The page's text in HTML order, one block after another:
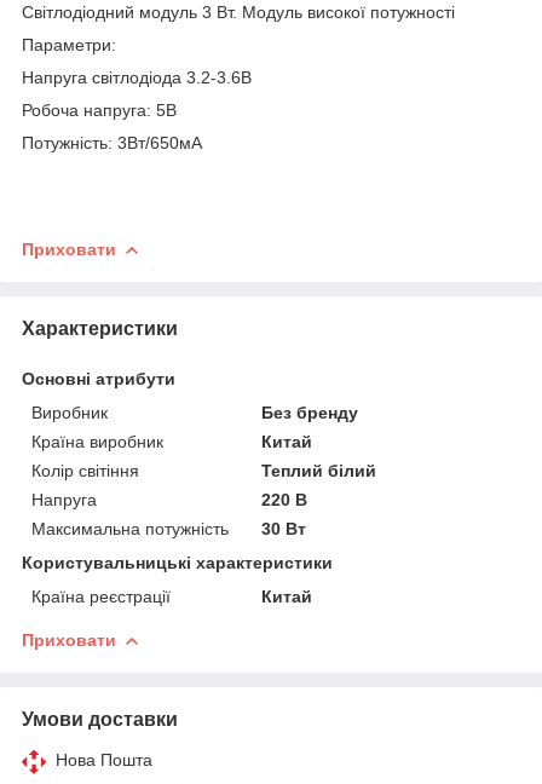
Світлодіодний модуль 3 Вт. Модуль високої потужності
Параметри:
Напруга світлодіода 3.2-3.6В
Робоча напруга: 5В
Потужність: 3Вт/650мA
Приховати
Характеристики
Основні атрибути
Виробник
Без бренду
Країна виробник
Китай
Колір світіння
Теплий білий
Напруга
220 В
Максимальна потужність
30 Вт
Користувальницькі характеристики
Країна реєстрації
Китай
Приховати
Умови доставки
Нова Пошта